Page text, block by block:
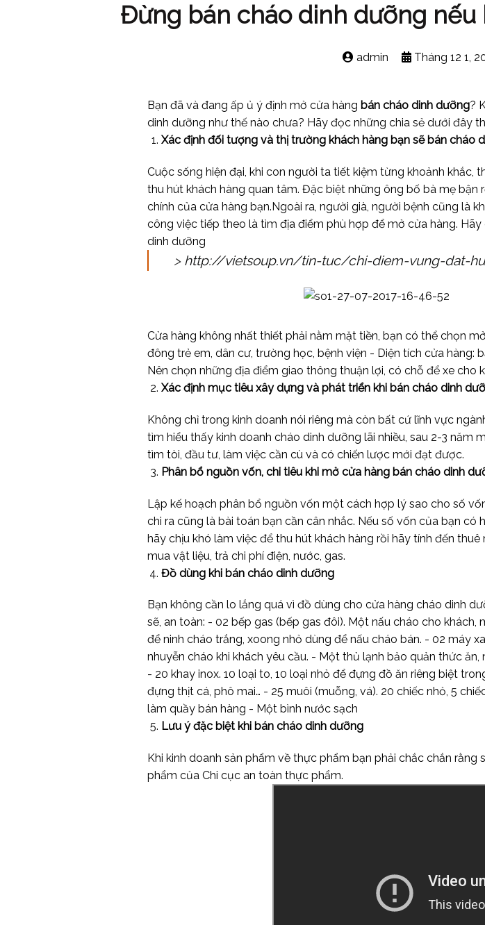
Đừng bán cháo dinh dưỡng
admin Tháng 12 1,
Bạn đã và đang ấp ủ ý định mở cửa hàng bán cháo dinh dưỡng?
dinh dưỡng như thế nào chưa? Hãy đọc những chia sẻ dưới đây
Xác định đối tượng và thị trường khách hàng bạn sẽ bán cháo
Cuộc sống hiện đại, khi con người ta tiết kiệm từng khoảnh
thu hút khách hàng quan tâm. Đặc biệt những ông bố bà mẹ
chính của cửa hàng bạn.Ngoài ra, người già, người bệnh cũng là
công việc tiếp theo là tìm địa điểm phù hợp để mở cửa hàng.
dinh dưỡng
> http://vietsoup.vn/tin-tuc/chi-diem-vung-dat-
Cửa hàng không nhất thiết phải nằm mặt tiền, bạn có thể chọn
đông trẻ em, dân cư, trường học, bệnh viện - Diện tích cửa hàng:
Nên chọn những địa điểm giao thông thuận lợi, có chỗ để xe cho
Xác định mục tiêu xây dựng và phát triển khi bán cháo dinh
Không chỉ trong kinh doanh nói riêng mà còn bất cứ lĩnh vực
tìm hiểu thấy kinh doanh cháo dinh dưỡng lãi nhiều, sau 2-3 năm
tìm tòi, đầu tư, làm việc cần cù và có chiến lược mới đạt được.
Phân bổ nguồn vốn, chi tiêu khi mở cửa hàng bán cháo dinh
Lập kế hoạch phân bổ nguồn vốn một cách hợp lý sao cho số
chi ra cũng là bài toán bạn cần cân nhắc. Nếu số vốn của bạn có
hãy chịu khó làm việc để thu hút khách hàng rồi hãy tính đến
mua vật liệu, trả chi phí điện, nước, gas.
Đồ dùng khi bán cháo dinh dưỡng
Bạn không cần lo lắng quá vì đồ dùng cho cửa hàng cháo dinh
sẽ, an toàn: - 02 bếp gas (bếp gas đôi). Một nấu cháo cho
để ninh cháo trắng, xoong nhỏ dùng để nấu cháo bán. - 02 máy
nhuyễn cháo khi khách yêu cầu. - Một thủ lạnh bảo quản thức
- 20 khay inox. 10 loại to, 10 loại nhỏ để đựng đồ ăn riêng biệt
đựng thịt cá, phô mai… - 25 muôi (muỗng, vá). 20 chiếc nhỏ, 5
làm quầy bán hàng - Một bình nước sạch
Lưu ý đặc biệt khi bán cháo dinh dưỡng
Khi kinh doanh sản phẩm về thực phẩm bạn phải chắc chắn
phẩm của Chi cục an toàn thực phẩm.